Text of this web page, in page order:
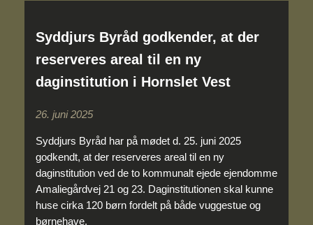
Syddjurs Byråd godkender, at der
reserveres areal til en ny
daginstitution i Hornslet Vest
26. juni 2025
Syddjurs Byråd har på mødet d. 25. juni 2025
godkendt, at der reserveres areal til en ny
daginstitution ved de to kommunalt ejede ejendomme
Amaliegårdvej 21 og 23. Daginstitutionen skal kunne
huse cirka 120 børn fordelt på både vuggestue og
børnehave.